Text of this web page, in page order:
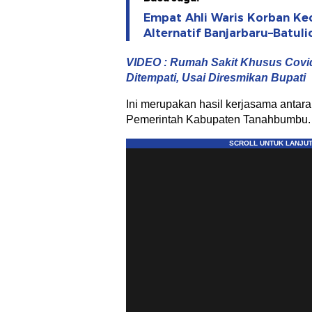
Empat Ahli Waris Korban
Alternatif
VIDEO : Rumah Sakit Khusus
Ditempati, Usai Diresmikan Bupati
Ini merupakan hasil kerjasama
Pemerintah Kabupaten Tanahbumbu.